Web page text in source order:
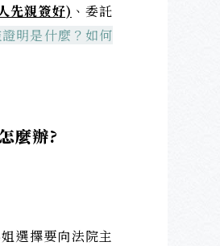
先親簽好) 、委託
明是什麼？如何
麼辦?
姐選擇要向法院主